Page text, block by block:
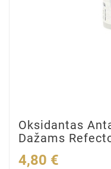
Oksidantas
Dažams
4,80 €